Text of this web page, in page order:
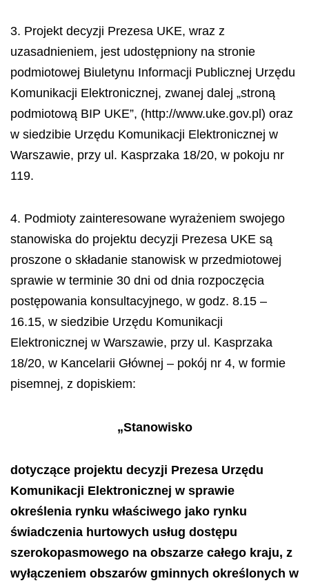
3. Projekt decyzji Prezesa UKE, wraz z
uzasadnieniem, jest udostępniony na stronie
podmiotowej Biuletynu Informacji Publicznej Urzędu
Komunikacji Elektronicznej, zwanej dalej „stroną
podmiotową BIP UKE”, (http://www.uke.gov.pl) oraz
w siedzibie Urzędu Komunikacji Elektronicznej w
Warszawie, przy ul. Kasprzaka 18/20, w pokoju nr
119.
4. Podmioty zainteresowane wyrażeniem swojego
stanowiska do projektu decyzji Prezesa UKE są
proszone o składanie stanowisk w przedmiotowej
sprawie w terminie 30 dni od dnia rozpoczęcia
postępowania konsultacyjnego, w godz. 8.15 –
16.15, w siedzibie Urzędu Komunikacji
Elektronicznej w Warszawie, przy ul. Kasprzaka
18/20, w Kancelarii Głównej – pokój nr 4, w formie
pisemnej, z dopiskiem:
„Stanowisko
dotyczące projektu decyzji Prezesa Urzędu
Komunikacji Elektronicznej w sprawie
określenia rynku właściwego jako rynku
świadczenia hurtowych usług dostępu
szerokopasmowego na obszarze całego kraju, z
wyłączeniem obszarów gminnych określonych w